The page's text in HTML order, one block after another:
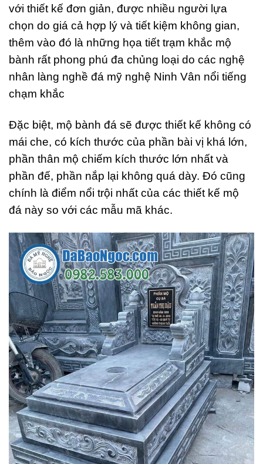
với thiết kế đơn giản, được nhiều người lựa
chọn do giá cả hợp lý và tiết kiệm không gian,
thêm vào đó là những họa tiết trạm khắc mộ
bành rất phong phú đa chủng loại do các nghệ
nhân làng nghề đá mỹ nghệ Ninh Vân nổi tiếng
chạm khắc
Đặc biệt, mộ bành đá sẽ được thiết kế không có
mái che, có kích thước của phần bài vị khá lớn,
phần thân mộ chiếm kích thước lớn nhất và
phần đế, phần nắp lại không quá dày. Đó cũng
chính là điểm nổi trội nhất của các thiết kế mộ
đá này so với các mẫu mã khác.